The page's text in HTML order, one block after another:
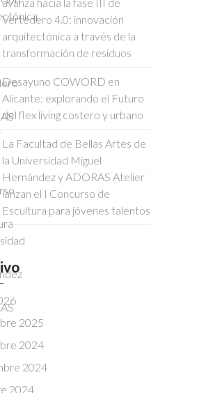
Vertedero 4.0: innovación
arquitectónica a través de la
transformación de residuos
Desayuno COWORD en
Alicante: explorando el Futuro
del flex living costero y urbano
La Facultad de Bellas Artes de
la Universidad Miguel
Hernández y ADORAS Atelier
lanzan el I Concurso de
Escultura para jóvenes talentos
2025
2024
2024
2024